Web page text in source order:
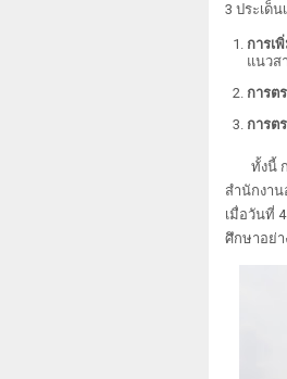
3 ประเด็
การเ
แนวส
การต
การต
ทั้งนี้
สำนักงาน
เมื่อวันที่
ศึกษาอย่